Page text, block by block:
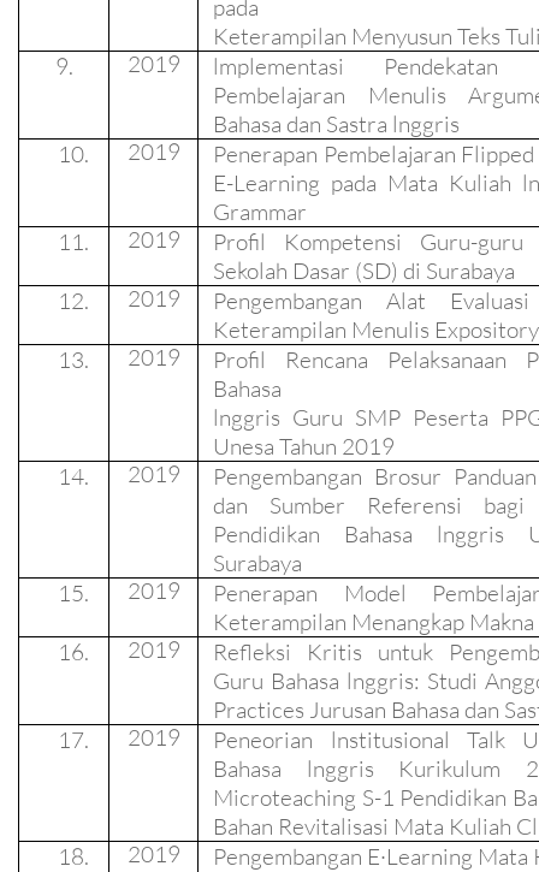
pada
Keterampilan Menyusun Teks
9.
2019
lmplementasi Pendekatan
Pembelajaran Menulis
Bahasa dan Sastra lnggris
10.
2019
Penerapan Pembelajaran
E-Learning pada Mata Kuliah
Grammar
11.
2019
Profil Kompetensi Guru-
Sekolah Dasar (SD) di Surabaya
12.
2019
Pengembangan Alat
Keterampilan Menulis Expository
13.
2019
Profil Rencana Pelaksanaan
Bahasa
lnggris Guru SMP Peserta
Unesa Tahun 2019
14.
2019
Pengembangan Brosur
dan Sumber Referensi bagi
Pendidikan Bahasa lnggris
Surabaya
15.
2019
Penerapan Model
Keterampilan Menangkap Makna
16.
2019
Refleksi Kritis untuk
Guru Bahasa lnggris: Studi
Practices Jurusan Bahasa dan
17.
2019
Peneorian lnstitusional Talk
Bahasa lnggris Kurikulum
Microteaching S-1 Pendidikan
Bahan Revitalisasi Mata Kuliah
18.
2019 Pengembangan E·Learning